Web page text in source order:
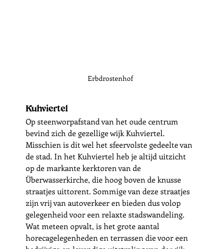
Erbdrostenhof
Kuhviertel
Op steenworpafstand van het oude centrum
bevind zich de gezellige wijk Kuhviertel.
Misschien is dit wel het sfeervolste gedeelte van
de stad. In het Kuhviertel heb je altijd uitzicht
op de markante kerktoren van de
Überwasserkirche, die hoog boven de knusse
straatjes uittorent. Sommige van deze straatjes
zijn vrij van autoverkeer en bieden dus volop
gelegenheid voor een relaxte stadswandeling.
Wat meteen opvalt, is het grote aantal
horecagelegenheden en terrassen die voor een